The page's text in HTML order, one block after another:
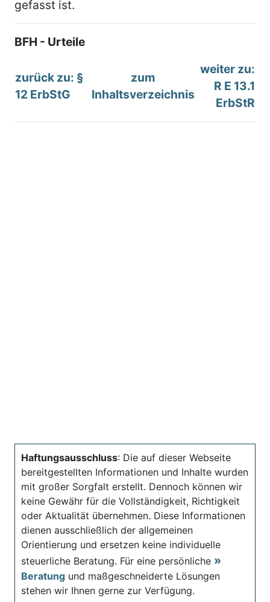
gefasst ist.
BFH - Urteile
zurück zu: §
12 ErbStG
zum
Inhaltsverzeichnis
weiter zu:
R E 13.1
ErbStR
Haftungsausschluss: Die auf dieser Webseite
bereitgestellten Informationen und Inhalte wurden
mit großer Sorgfalt erstellt. Dennoch können wir
keine Gewähr für die Vollständigkeit, Richtigkeit
oder Aktualität übernehmen. Diese Informationen
dienen ausschließlich der allgemeinen
Orientierung und ersetzen keine individuelle
steuerliche Beratung. Für eine persönliche
Beratung und maßgeschneiderte Lösungen
stehen wir Ihnen gerne zur Verfügung.